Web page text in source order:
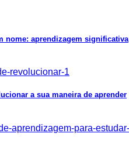
nome: aprendizagem significativa
a sua maneira de aprender